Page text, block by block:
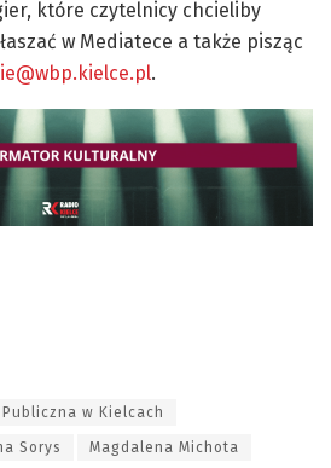
które czytelnicy chcieliby
w Mediatece a także pisząc
.
w Kielcach
Sorys Magdalena Michota